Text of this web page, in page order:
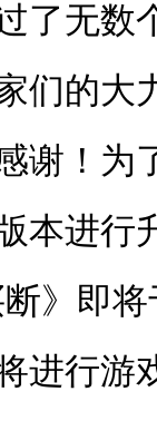
了无数
们的大
谢！为
本进行
》即
进行游